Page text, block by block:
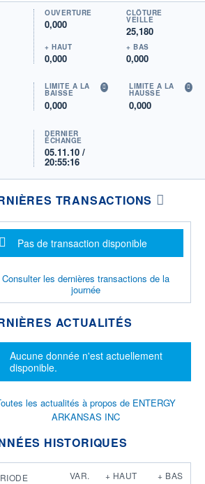
OUVERTURE
0,000
CLÔTURE
VEILLE
25,180
+ HAUT
0,000
+ BAS
0,000
LIMITE À LA
BAISSE
0,000
LIMITE À LA
HAUSSE
0,000
DERNIER
ÉCHANGE
05.11.10 /
20:55:16
TRANSACTIONS
Message d'information
Pas de transaction disponible
Consulter les dernières transactions de la
journée
ACTUALITÉS
Message d'information
Aucune donnée n'est actuellement
disponible.
les actualités à propos de ENTERGY
ARKANSAS INC
HISTORIQUES
VAR. + HAUT + BAS